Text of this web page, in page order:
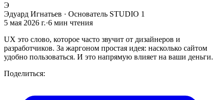
Э
Эдуард Игнатьев · Основатель STUDIO 1
5 мая 2026 г.·6 мин чтения
UX это слово, которое часто звучит от дизайнеров и
разработчиков. За жаргоном простая идея: насколько сайтом
удобно пользоваться. И это напрямую влияет на ваши деньги.
Поделиться: